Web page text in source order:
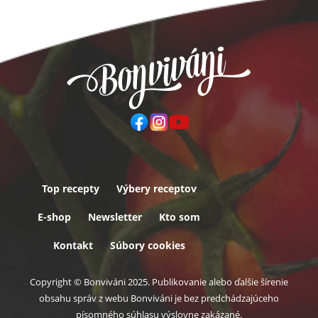
Päta
Top recepty Výbery receptov
E-shop Newsletter Kto som
Kontakt Súbory cookies
Copyright © Bonviváni 2025. Publikovanie alebo ďalšie šírenie
obsahu správ z webu Bonviváni je bez predchádzajúceho
písomného súhlasu výslovne zakázané.